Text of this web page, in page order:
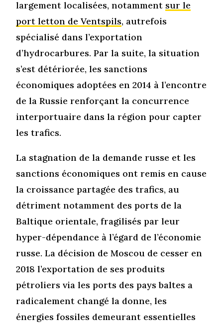
largement localisées, notamment sur le
port letton de Ventspils, autrefois
spécialisé dans l’exportation
d’hydrocarbures. Par la suite, la situation
s’est détériorée, les sanctions
économiques adoptées en 2014 à l’encontre
de la Russie renforçant la concurrence
interportuaire dans la région pour capter
les trafics.
La stagnation de la demande russe et les
sanctions économiques ont remis en cause
la croissance partagée des trafics, au
détriment notamment des ports de la
Baltique orientale, fragilisés par leur
hyper-dépendance à l’égard de l’économie
russe. La décision de Moscou de cesser en
2018 l’exportation de ses produits
pétroliers via les ports des pays baltes a
radicalement changé la donne, les
énergies fossiles demeurant essentielles